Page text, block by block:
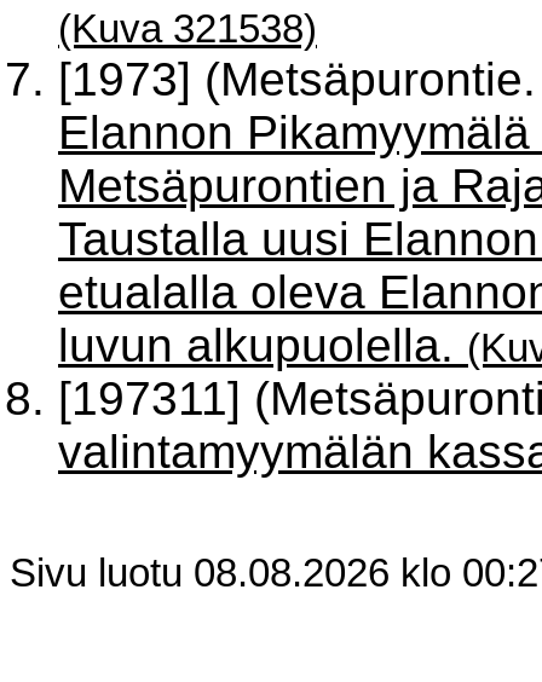
(Kuva 321538)
[1973]
Elannon
Metsäpurontien ja
Taustalla uusi
etualalla oleva
luvun alkupuolella.
[197311]
valintamyymälän
Sivu luotu 08.08.2026 klo